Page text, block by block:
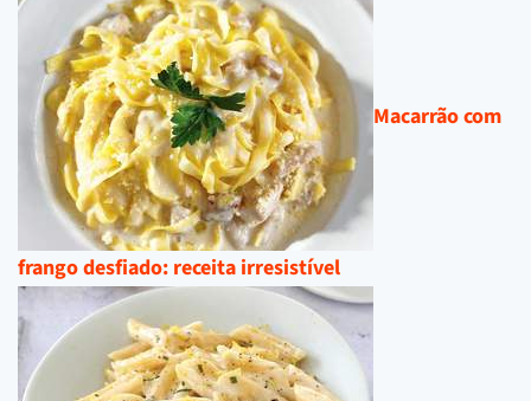
Macarrão com
frango desfiado: receita irresistível